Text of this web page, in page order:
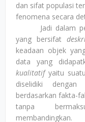
dan sifat populasi
fenomena secara
Jadi dalam
yang bersifat
keadaan objek
data yang
kualitatifyaitu
diselidiki dengan
berdasarkan fakta-
tanpa
membandingkan.